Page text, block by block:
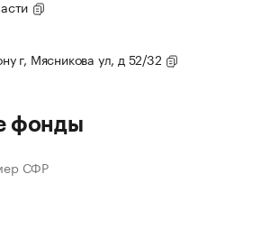
г, Мясникова ул, д 52/32
фонды
СФР